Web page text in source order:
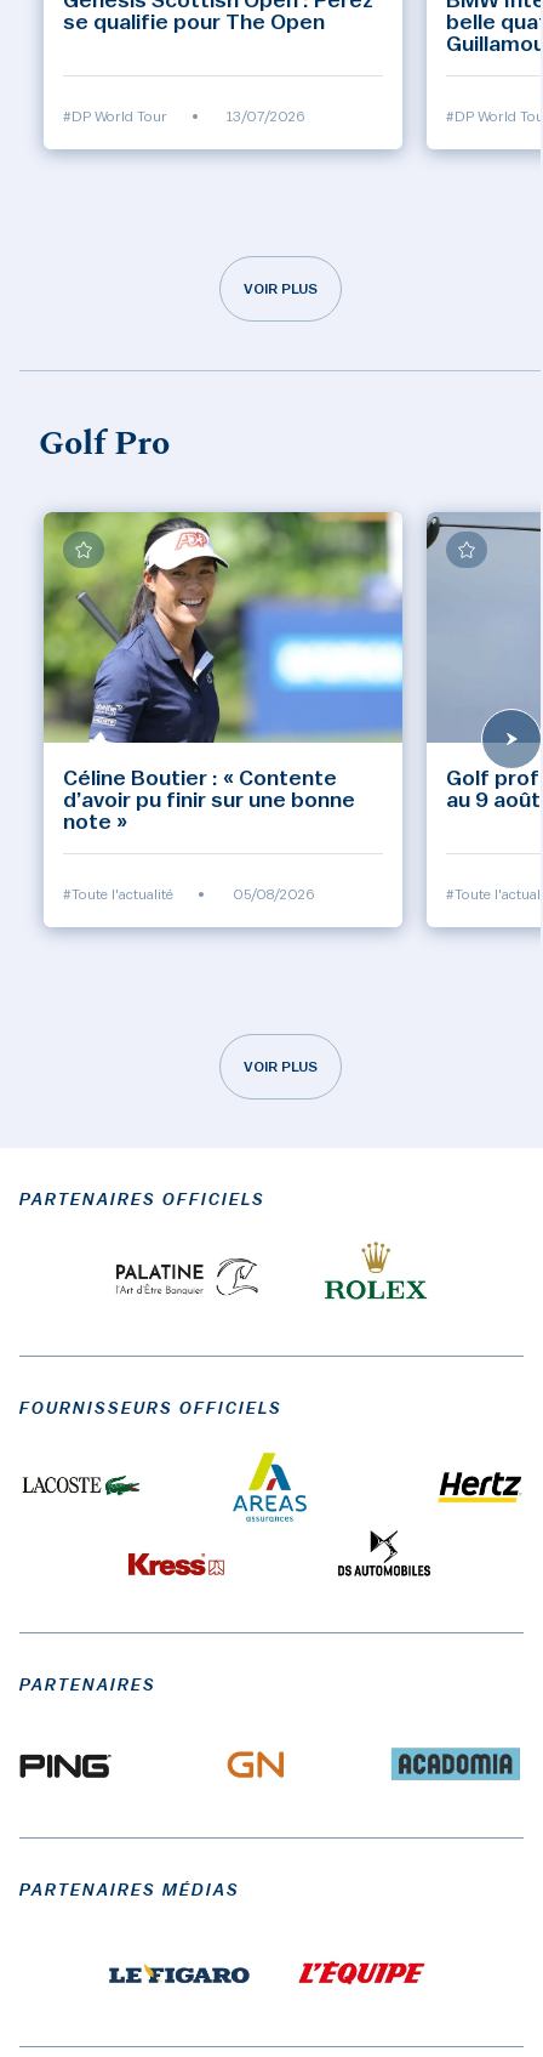
se qualifie pour The Open
#DP World Tour • 13/07/2026
belle
#DP World
VOIR PLUS
Golf Pro
Céline Boutier : « Contente
d’avoir pu finir sur une bonne
note »
#Toute l'actualité • 05/08/2026
Golf
au 9 août
#Toute
VOIR PLUS
PARTENAIRES OFFICIELS
FOURNISSEURS OFFICIELS
PARTENAIRES
PARTENAIRES MÉDIAS